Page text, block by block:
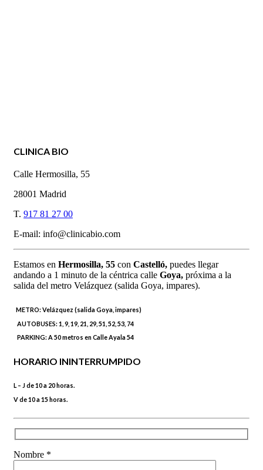
CLINICA BIO
Calle Hermosilla, 55
28001 Madrid
T. 917 81 27 00
E-mail: info@clinicabio.com
Estamos en Hermosilla, 55 con Castelló, puedes llegar
andando a 1 minuto de la céntrica calle Goya, próxima a la
salida del metro Velázquez (salida Goya, impares).
METRO:Velázquez (salida Goya, impares)
AUTOBUSES:1, 9, 19, 21, 29, 51, 52, 53, 74
PARKING:A 50 metros en Calle Ayala 54
HORARIO ININTERRUMPIDO
L – J de 10 a 20 horas.
V de 10 a 15 horas.
Nombre *